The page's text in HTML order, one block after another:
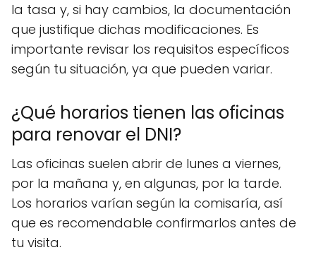
la tasa y, si hay cambios, la documentación
que justifique dichas modificaciones. Es
importante revisar los requisitos específicos
según tu situación, ya que pueden variar.
¿Qué horarios tienen las oficinas
para renovar el DNI?
Las oficinas suelen abrir de lunes a viernes,
por la mañana y, en algunas, por la tarde.
Los horarios varían según la comisaría, así
que es recomendable confirmarlos antes de
tu visita.